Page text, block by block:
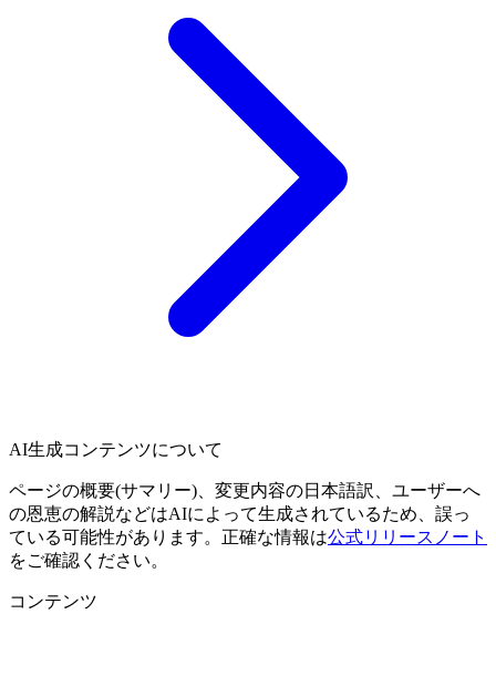
AI生成コンテンツについて
ページの概要(サマリー)、変更内容の日本語訳、ユーザーへ
の恩恵の解説などはAIによって生成されているため、誤っ
ている可能性があります。正確な情報は公式リリースノート
をご確認ください。
コンテンツ